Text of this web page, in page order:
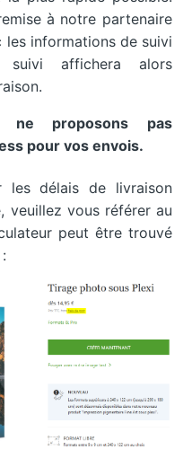
à notre partenaire
informations de suivi
affichera alors
ne proposons pas
pour vos envois.
les délais de livraison
veuillez vous référer au
peut être trouvé